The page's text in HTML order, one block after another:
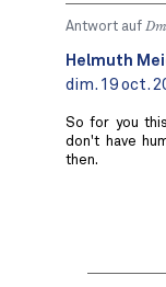
Antwort auf
Helmuth
dim. 19 oct.
So for you
don't have
then.